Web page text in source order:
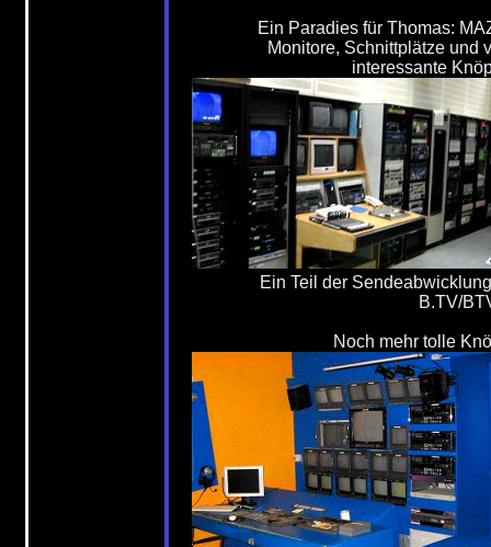
Ein Paradies für Thomas:
Monitore, Schnittplätze und
interessante
Ein Teil der
B.TV/
Noch mehr tolle